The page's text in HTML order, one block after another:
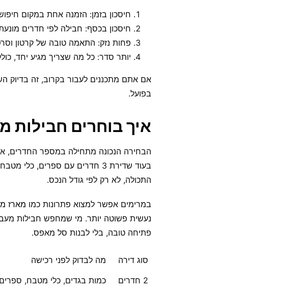
חיסכון בזמן: הזמנה אחת במקום
חיסכון בכסף: חבילה לפי חדרים מונעת קנייה עודפת של
פחות נזק: התאמה טובה של קרטון
יותר סדר: כל מה שצריך מגיע יחד,
אם אתם מתכננים לעבור בקרוב, זה בדיוק
בפועל.
איך בוחרים חבילות
בעוד שדירת 3 חדרים עם ספרים,
התכולה, לא רק לפי גודל הנכס.
במרימים אפשר למצוא פתרונות כמו מארז
פתיחה טובה, בלי לבנות סל מאפס.
סוג דירה מה לבדוק לפני רכישה
2 חדרים
כמות בגדים, כלי מטבח,